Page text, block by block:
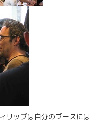
リップは自分のブースには